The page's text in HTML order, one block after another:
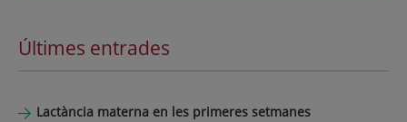
Últimes entrades
Lactància materna en les primeres setmanes